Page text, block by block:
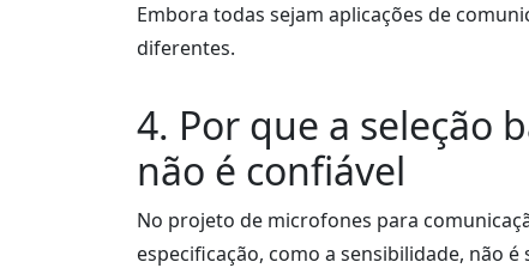
Embora todas sejam aplicações de
diferentes.
4. Por que a seleção
não é confiável
No projeto de microfones para
especificação, como a sensibilidade, não